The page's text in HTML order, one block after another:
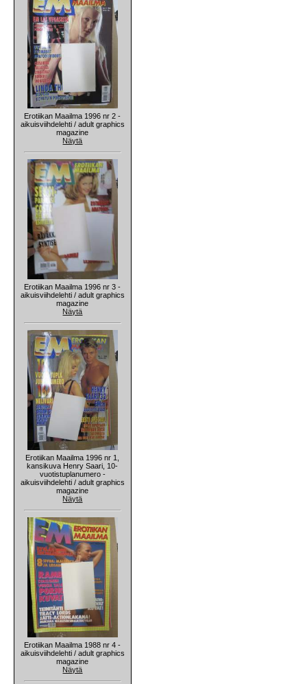
Erotiikan Maailma 1996 nr 2 -
aikuisviihdelehti / adult graphics
magazine
Näytä
Erotiikan Maailma 1996 nr 3 -
aikuisviihdelehti / adult graphics
magazine
Näytä
Erotiikan Maailma 1996 nr 1,
kansikuva Henry Saari, 10-
vuotistuplanumero -
aikuisviihdelehti / adult graphics
magazine
Näytä
Erotiikan Maailma 1988 nr 4 -
aikuisviihdelehti / adult graphics
magazine
Näytä